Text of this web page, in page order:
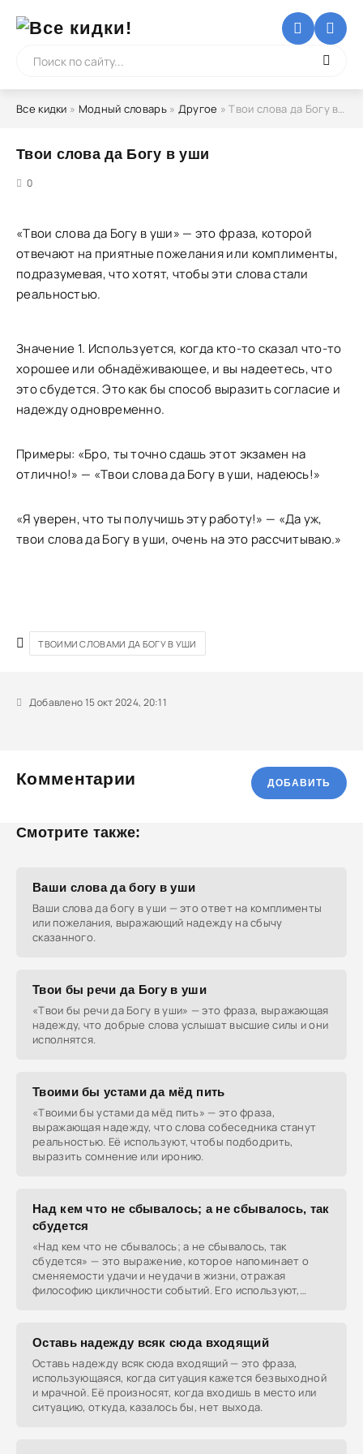
Все кидки » Модный словарь» Другое » Твои слова да Богу в уши
Твои слова да Богу в уши
0
«Твои слова да Богу в уши» — это фраза, которой
отвечают на приятные пожелания или комплименты,
подразумевая, что хотят, чтобы эти слова стали
реальностью.
Значение 1. Используется, когда кто-то сказал что-то
хорошее или обнадёживающее, и вы надеетесь, что
это сбудется. Это как бы способ выразить согласие и
надежду одновременно.
Примеры: «Бро, ты точно сдашь этот экзамен на
отлично!» — «Твои слова да Богу в уши, надеюсь!»
«Я уверен, что ты получишь эту работу!» — «Да уж,
твои слова да Богу в уши, очень на это рассчитываю.»
ТВОИМИ СЛОВАМИ ДА БОГУ В УШИ
Добавлено 15 окт 2024, 20:11
Комментарии ДОБАВИТЬ
Смотрите также:
Ваши слова да богу в уши
Ваши слова да богу в уши — это ответ на комплименты
или пожелания, выражающий надежду на сбычу
сказанного.
Твои бы речи да Богу в уши
«Твои бы речи да Богу в уши» — это фраза, выражающая
надежду, что добрые слова услышат высшие силы и они
исполнятся.
Твоими бы устами да мёд пить
«Твоими бы устами да мёд пить» — это фраза,
выражающая надежду, что слова собеседника станут
реальностью. Её используют, чтобы подбодрить,
выразить сомнение или иронию.
Над кем что не сбывалось; а не сбывалось, так
сбудется
«Над кем что не сбывалось; а не сбывалось, так
сбудется» — это выражение, которое напоминает о
сменяемости удачи и неудачи в жизни, отражая
философию цикличности событий. Его используют,
Оставь надежду всяк сюда входящий
Оставь надежду всяк сюда входящий — это фраза,
использующаяся, когда ситуация кажется безвыходной
и мрачной. Её произносят, когда входишь в место или
ситуацию, откуда, казалось бы, нет выхода.